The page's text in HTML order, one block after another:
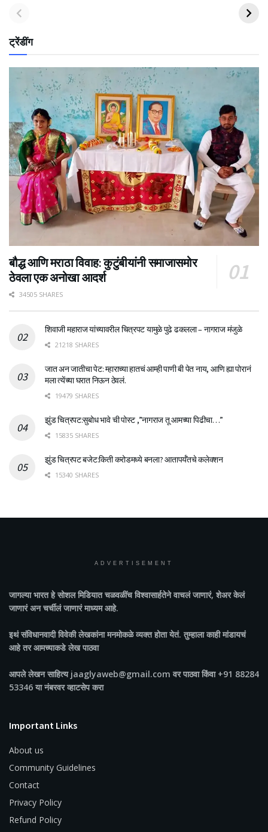
ट्रेंडींग
बौद्ध आणि मराठा विवाह: कुटुंबीयांनी समाजासमोर
ठेवला एक अनोखा आदर्श
34505 SHARES
शिवाजी महाराज यांच्यावरील चित्रपट यामुळे पुढे ढकलला – नागराज मंजुळे
21218 SHARES
जात अन जातीचा पेट: म्हाराच्या हातचं आम्ही पाणी बी पेत नाय, आणि ह्या पोरानं
मला त्येंच्या घरात निऊन ठेवलं.
19479 SHARES
झुंड चित्रपट:सुबोध भावे ची पोस्ट ,”नागराज तू आमच्या पिढीचा…”
15835 SHARES
झुंड चित्रपट बजेट:किती करोडमध्ये बनला? आतापर्यँतचे कलेक्शन
15340 SHARES
ADVERTISEMENT
जागल्या भारतहे सोशल मिडियात चळवळींच विश्वासार्हतेने वाचलं जाणारं, शेअर केलं
जाणारं अन चर्चीलं जाणारं माध्यम आहे.
इथं संविधानवादी विवेकी लेखकांना मनमोकळे व्यक्त होता येतं. तुम्हाला काही मांडायचं
आहे तर आमच्याकडे लेख पाठवा
आपले लेखन साहित्य jaaglyaweb@gmail.com वर पाठवा किंवा +91 88284
53346 या नंबरवर व्हाटसेप करा
Important Links
About us
Community Guidelines
Contact
Privacy Policy
Refund Policy